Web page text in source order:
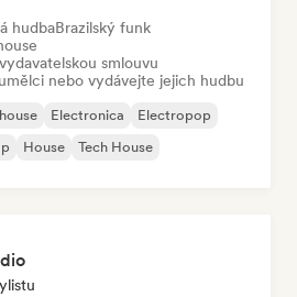
hudbaBrazilský funk
smlouvu
nebo vydávejte jejich hudbu
Electronica
Electropop
House Tech House